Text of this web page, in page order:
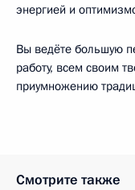
энергией и
Вы ведёте большую
работу, всем своим
приумножению
Смотрите также